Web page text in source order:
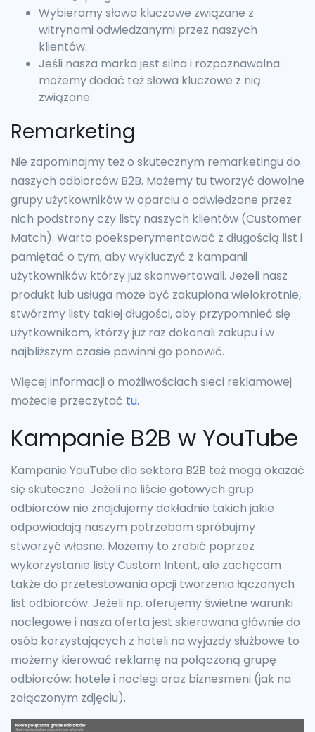
Wybieramy słowa kluczowe związane z
witrynami odwiedzanymi przez naszych
klientów.
Jeśli nasza marka jest silna i rozpoznawalna
możemy dodać też słowa kluczowe z nią
związane.
Remarketing
Nie zapominajmy też o skutecznym remarketingu do
naszych odbiorców B2B. Możemy tu tworzyć dowolne
grupy użytkowników w oparciu o odwiedzone przez
nich podstrony czy listy naszych klientów (Customer
Match). Warto poeksperymentować z długością list i
pamiętać o tym, aby wykluczyć z kampanii
użytkowników którzy już skonwertowali. Jeżeli nasz
produkt lub usługa może być zakupiona wielokrotnie,
stwórzmy listy takiej długości, aby przypomnieć się
użytkownikom, którzy już raz dokonali zakupu i w
najbliższym czasie powinni go ponowić.
Więcej informacji o możliwościach sieci reklamowej
możecie przeczytać tu.
Kampanie B2B w YouTube
Kampanie YouTube dla sektora B2B też mogą okazać
się skuteczne. Jeżeli na liście gotowych grup
odbiorców nie znajdujemy dokładnie takich jakie
odpowiadają naszym potrzebom spróbujmy
stworzyć własne. Możemy to zrobić poprzez
wykorzystanie listy Custom Intent, ale zachęcam
także do przetestowania opcji tworzenia łączonych
list odbiorców. Jeżeli np. oferujemy świetne warunki
noclegowe i nasza oferta jest skierowana głównie do
osób korzystających z hoteli na wyjazdy służbowe to
możemy kierować reklamę na połączoną grupę
odbiorców: hotele i noclegi oraz biznesmeni (jak na
załączonym zdjęciu).